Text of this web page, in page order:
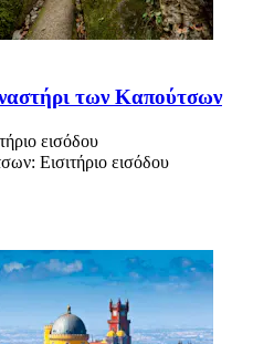
των Καπούτσων
εισόδου
Εισιτήριο εισόδου